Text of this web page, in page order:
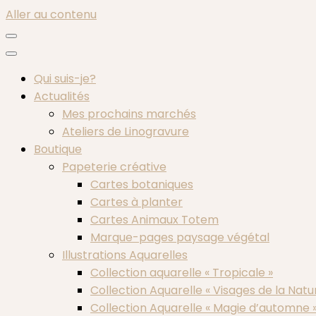
Aller au contenu
Qui suis-je?
Actualités
Mes prochains marchés
Ateliers de Linogravure
Boutique
Papeterie créative
Cartes botaniques
Cartes à planter
Cartes Animaux Totem
Marque-pages paysage végétal
Illustrations Aquarelles
Collection aquarelle « Tropicale »
Collection Aquarelle « Visages de la
Collection Aquarelle « Magie d’automne